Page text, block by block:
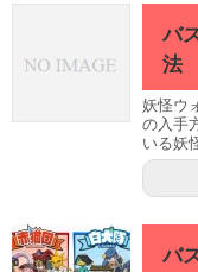
バ
法
妖怪ウ
の入手
いる妖
バ